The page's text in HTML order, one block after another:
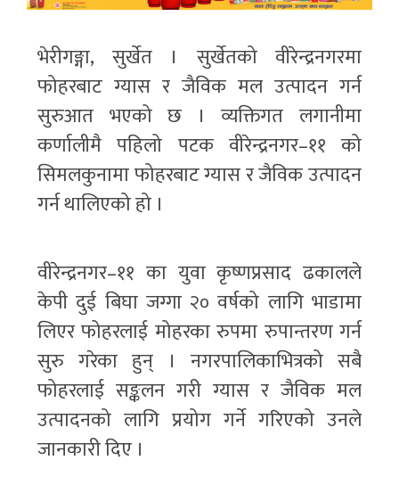
भेरीगङ्गा, सुर्खेत । सुर्खेतको वीरेन्द्रनगरमा
फोहरबाट ग्यास र जैविक मल उत्पादन गर्न
सुरुआत भएको छ । व्यक्तिगत लगानीमा
कर्णालीमै पहिलो पटक वीरेन्द्रनगर–११ को
सिमलकुनामा फोहरबाट ग्यास र जैविक उत्पादन
गर्न थालिएको हो ।
वीरेन्द्रनगर–११ का युवा कृष्णप्रसाद ढकालले
केपी दुई बिघा जग्गा २० वर्षको लागि भाडामा
लिएर फोहरलाई मोहरका रुपमा रुपान्तरण गर्न
सुरु गरेका हुन् । नगरपालिकाभित्रको सबै
फोहरलाई सङ्कलन गरी ग्यास र जैविक मल
उत्पादनको लागि प्रयोग गर्ने गरिएको उनले
जानकारी दिए ।